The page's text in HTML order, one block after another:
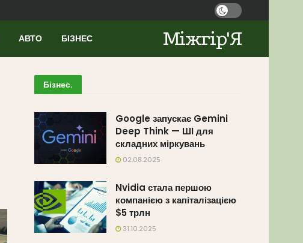
АВТО БІЗНЕС Міжгір'Я
Бізнес.
Google запускає Gemini
Deep Think — ШІ для
складних міркувань
02.08.2025
Nvidia стала першою
компанією з капіталізацією
$5 трлн
31.10.2025